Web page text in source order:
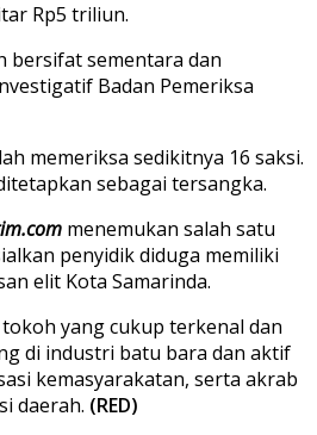
Rp5 triliun.
bersifat sementara dan
Badan Pemeriksa
memeriksa sedikitnya 16 saksi.
sebagai tersangka.
menemukan salah satu
penyidik diduga memiliki
elit Kota Samarinda.
yang cukup terkenal dan
di industri batu bara dan aktif
kemasyarakatan, serta akrab
daerah. (RED)